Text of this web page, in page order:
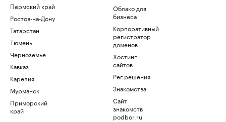
Пермский край
Ростов-на-Дону
Татарстан
Тюмень
Черноземье
Кавказ
Карелия
Мурманск
Приморский
край
Облако для
бизнеса
Корпоративный
регистратор
доменов
Хостинг
сайтов
Рег.решения
Знакомства
Сайт
знакомств
podbor.ru